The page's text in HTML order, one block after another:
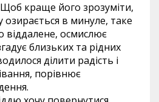
краще його зрозуміти,
озирається в минуле, таке
віддалене, осмислює
близьких та рідних
ділити радість і
порівнює